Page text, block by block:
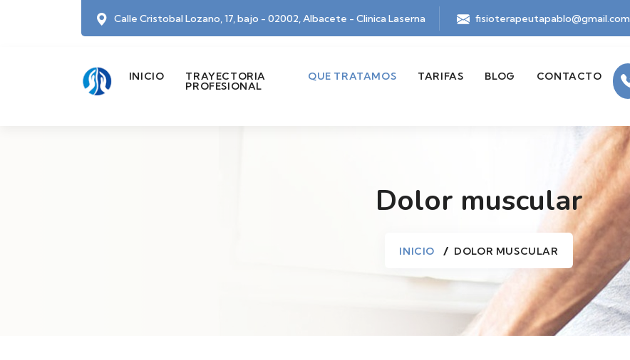
Calle Cristobal Lozano, 17, bajo - 02002, Albacete - Clinica Laserna fisioterapeutapablo@gmail.com
INICIO TRAYECTORIA
PROFESIONAL
QUE TRATAMOS TARIFAS BLOG CONTACTO
Dolor muscular
INICIO DOLOR MUSCULAR